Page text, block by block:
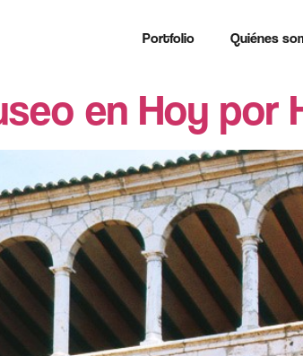
Portfolio Quiénes
en Hoy por